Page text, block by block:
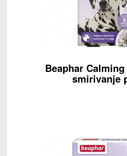
Beaphar
smirivanje